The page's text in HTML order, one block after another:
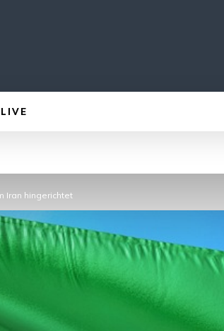
LIVE
Iran hingerichtet